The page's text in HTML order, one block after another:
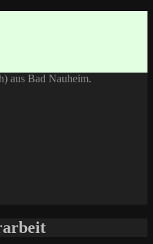
aus Bad Nauheim.